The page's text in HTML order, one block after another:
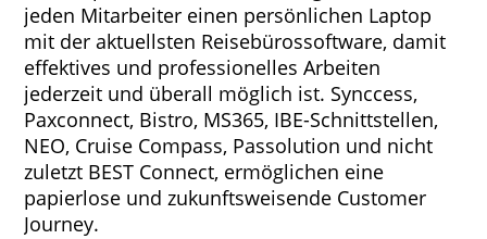
jeden Mitarbeiter einen persönlichen Laptop
mit der aktuellsten Reisebürossoftware, damit
effektives und professionelles Arbeiten
jederzeit und überall möglich ist. Synccess,
Paxconnect, Bistro, MS365, IBE-Schnittstellen,
NEO, Cruise Compass, Passolution und nicht
zuletzt BEST Connect, ermöglichen eine
papierlose und zukunftsweisende Customer
Journey.